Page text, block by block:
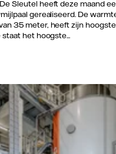
Sleutel heeft deze maand
gerealiseerd. De
35 meter, heeft zijn
het hoogste...
Lousberg